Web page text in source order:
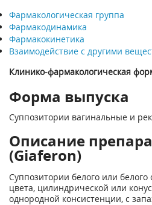
Фармакологическая группа
Фармакодинамика
Фармакокинетика
Взаимодействие с другими
Клинико-фармакологическая
Форма выпуска
Суппозитории вагинальные и
Описание
(Giaferon)
Суппозитории белого или
цвета, цилиндрической или
однородной консистенции, с